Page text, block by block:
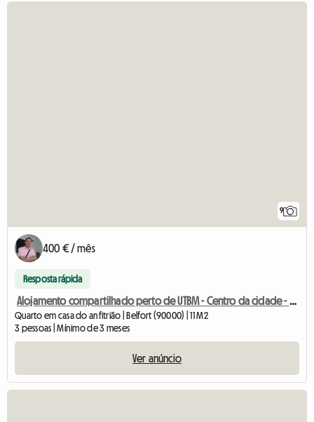
9
400 € / mês
Resposta rápida
Alojamento compartilhado perto de UTBM - Centro da cidade - General Electric
Quarto em casa do anfitrião | Belfort (90000) | 11 M2
3 pessoas | Mínimo de 3 meses
Ver anúncio